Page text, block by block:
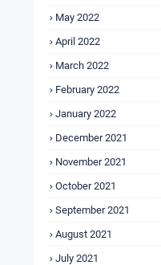
May 2022
April 2022
March 2022
February 2022
January 2022
December 2021
November 2021
October 2021
September 2021
August 2021
July 2021